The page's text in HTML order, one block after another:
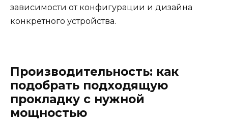
зависимости от конфигурации и дизайна
конкретного устройства.
Производительность: как
подобрать подходящую
прокладку с нужной
мощностью